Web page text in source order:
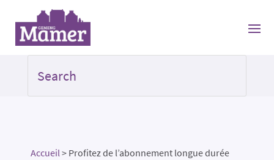
Accueil> Profitez de l’abonnement longue durée